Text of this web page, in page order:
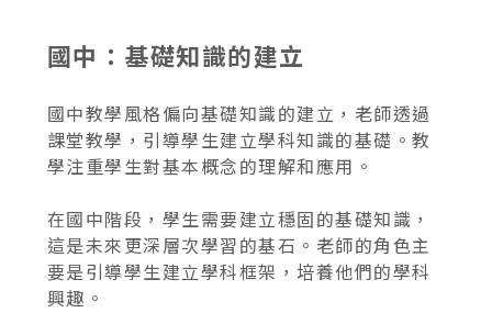
國中：基礎知識的建立
國中教學風格偏向基礎知識的建立，老師透過
課堂教學，引導學生建立學科知識的基礎。教
學注重學生對基本概念的理解和應用。
在國中階段，學生需要建立穩固的基礎知識，
這是未來更深層次學習的基石。老師的角色主
要是引導學生建立學科框架，培養他們的學科
興趣。